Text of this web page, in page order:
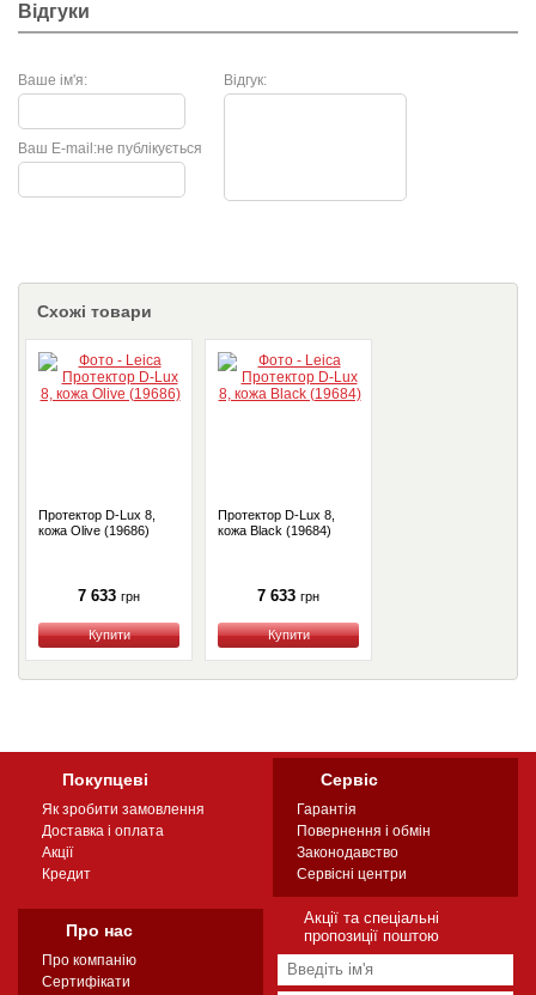
Відгуки
Ваше ім'я: Відгук:
не публікується
Ваш E-mail:
Схожі товари
Протектор D-Lux 8,
кожа Olive (19686)
7 633 грн
Купити
Протектор D-Lux 8,
кожа Black (19684)
7 633 грн
Купити
Покупцеві
Як зробити замовлення
Доставка і оплата
Акції
Кредит
Сервіс
Гарантія
Повернення і обмін
Законодавство
Сервісні центри
Про нас
Про компанію
Сертифікати
Акції та спеціальні
пропозиції поштою